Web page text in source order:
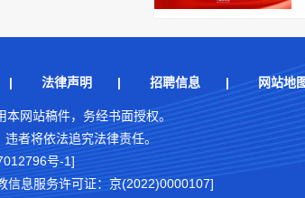
法律声明 | 招聘信息 | 网站地
网站稿件，务经书面授权。
者将依法追究法律责任。
号-1]
信息服务许可证：京(2022)0000107]